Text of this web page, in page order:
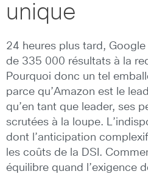
unique
24 heures plus tard,
de 335 000 résultats à la
Pourquoi donc un tel
parce qu’Amazon est le
qu’en tant que leader, ses
scrutées à la loupe.
dont l’anticipation
les coûts de la DSI.
équilibre quand l’exigence